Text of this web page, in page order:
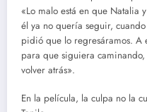
«Lo malo está en que Natalia
él ya no quería seguir,
pidió que lo regresáramos. A
para que siguiera
volver atrás».
En la película, la culpa no la